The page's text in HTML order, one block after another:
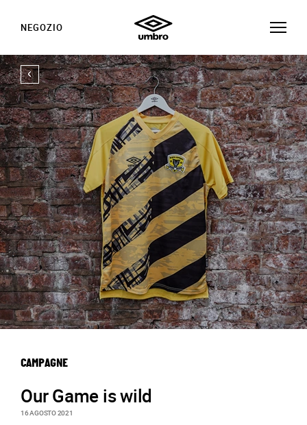
NEGOZIO
CAMPAGNE
Our Game is wild
16 AGOSTO 2021